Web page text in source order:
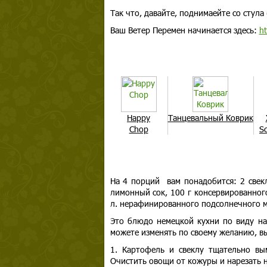
Так что, давайте, поднимаейте со
Ваш Ветер Перемен начинается здесь:
Happy
Chop
Танцевальный Коврик
На 4 порций вам понадобится: 2
лимонный сок, 100 г
л. нерафинированного подсолнечного
Это блюдо немецкой кухни по виду
можете изменять по своему желанию,
1. Картофель и свеклу тщательно
Очистить овощи от кожуры и нарезать